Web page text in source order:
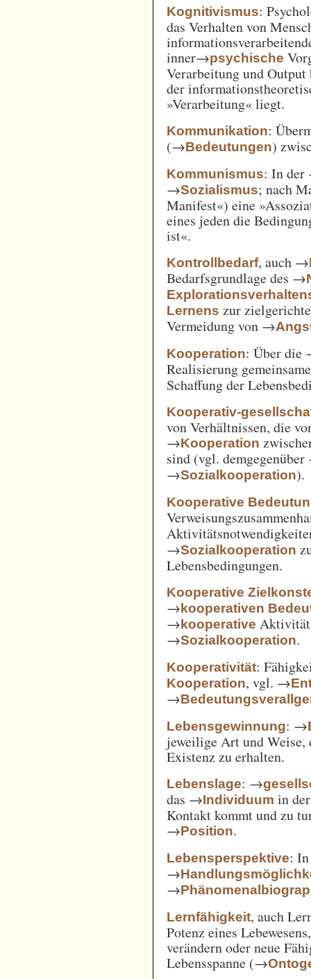
Kognitivismus:
das Verhalten von
inner→psychische
Verarbeitung und
der
»Verarbeitung« liegt.
Kommunikation:
(→Bedeutungen)
Kommunismus: In
→Sozialismus; nach
Manifest«) eine
eines jeden die
ist«.
Kontrollbedarf, auch →
Bedarfsgrundlage des →
Lernens zur
Vermeidung von →
Kooperation: Über
Realisierung
Schaffung der
Kooperativ-
von Verhältnissen, die
→Kooperation
sind (vgl.
→Sozialkooperation).
Kooperative
→Sozialkooperation
Lebensbedingungen.
Kooperative
→kooperativen
→kooperative
→Sozialkooperation.
Kooperativität:
Kooperation, vgl. →
→
Lebensgewinnung: →
jeweilige Art und
Existenz zu erhalten.
Lebenslage: →
das →Individuum in
Kontakt kommt und zu
→Position.
Lebensperspektive:
→
→
Lernfähigkeit, auch
Potenz eines
verändern oder neue
Lebensspanne (→